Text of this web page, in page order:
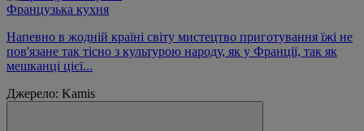
Французька кухня
Напевно в жодній країні світу мистецтво приготування їжі не
пов'язане так тісно з культурою народу, як у Франції, так як
мешканці цієї...
Джерело: Kamis